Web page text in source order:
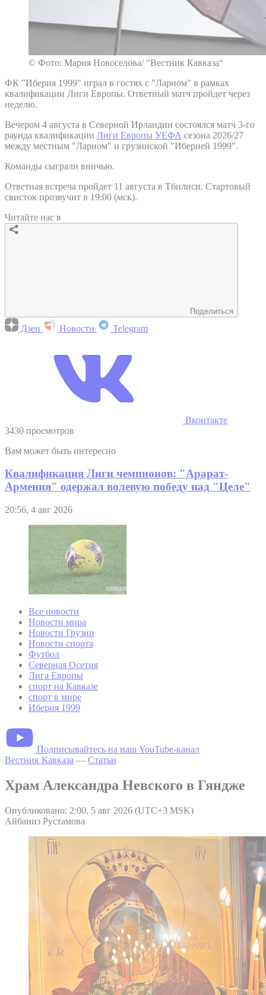
© Фото: Мария Новоселова/ “Вестник Кавказа“
ФК "Иберия 1999" играл в гостях с "Ларном" в рамках
квалификации Лиги Европы. Ответный матч пройдет через
неделю.
Вечером 4 августа в Северной Ирландии состоялся матч 3-го
раунда квалификации Лиги Европы УЕФА сезона 2026/27
между местным "Ларном" и грузинской "Иберией 1999".
Команды сыграли вничью.
Ответная встреча пройдет 11 августа в Тбилиси. Стартовый
свисток прозвучит в 19:00 (мск).
Читайте нас в
Поделиться
Дзен Новости Telegram
Вконтакте
3430 просмотров
Вам может быть интересно
Квалификация Лиги чемпионов: "Арарат-
Армения" одержал волевую победу над "Целе"
20:56, 4 авг 2026
Все новости
Новости мира
Новости Грузии
Новости спорта
Футбол
Северная Осетия
Лига Европы
спорт на Кавказе
спорт в мире
Иберия 1999
Подписывайтесь на наш YouTube-канал
Вестник Кавказа — Статьи
Храм Александра Невского в Гяндже
Опубликовано: 2:00, 5 авг 2026 (UTC+3 MSK)
Айбаниз Рустамова